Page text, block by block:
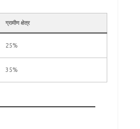
ग्रामीण क्षेत्र
25%
35%